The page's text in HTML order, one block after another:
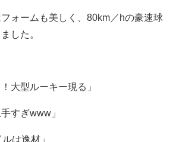
ォームも美しく、80km／hの豪速球
した。
大型ルーキー現る」
すぎwww」
は逸材」